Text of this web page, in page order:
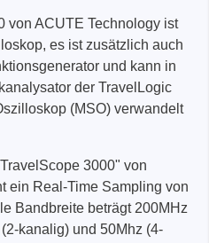
von ACUTE Technology ist
es ist zusätzlich auch
und kann in
der TravelLogic
(MSO) verwandelt
3000" von
ein Real-Time Sampling von
Bandbreite beträgt 200MHz
kanalig) und 50Mhz (4-